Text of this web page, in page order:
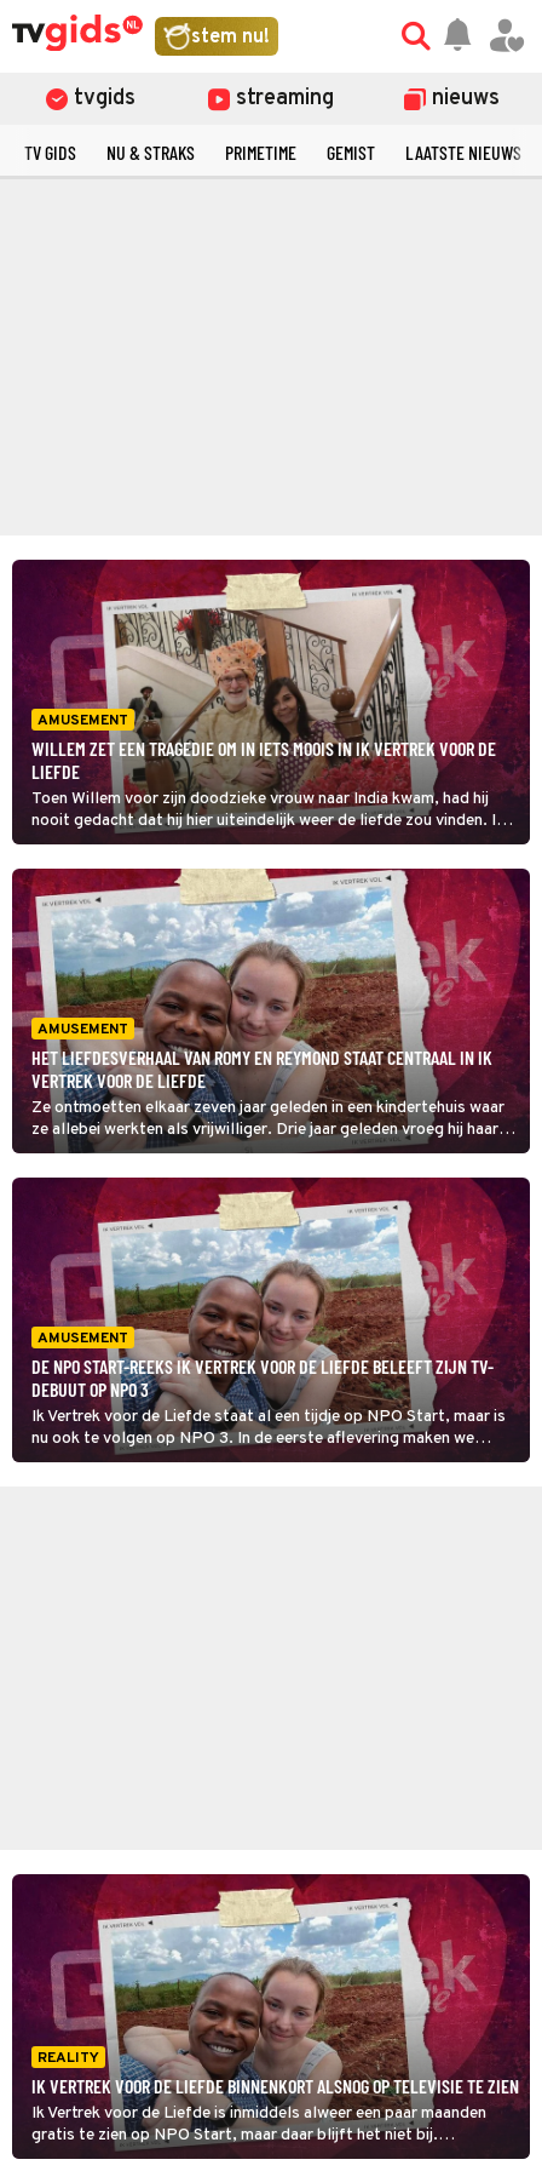
stem nu!
tvgids streaming nieuws
TV GIDS NU & STRAKS PRIMETIME GEMIST LAATSTE NIEUWS
AMUSEMENT
WILLEM ZET EEN TRAGEDIE OM IN IETS MOOIS IN IK VERTREK VOOR DE
LIEFDE
Toen Willem voor zijn doodzieke vrouw naar India kwam, had hij
nooit gedacht dat hij hier uiteindelijk weer de liefde zou vinden. In
het slot van Ik Vertrek voor de Liefde is een tragische geschiedenis
het begin van een nieuwe romance.
AMUSEMENT
HET LIEFDESVERHAAL VAN ROMY EN REYMOND STAAT CENTRAAL IN IK
VERTREK VOOR DE LIEFDE
Ze ontmoetten elkaar zeven jaar geleden in een kindertehuis waar
ze allebei werkten als vrijwilliger. Drie jaar geleden vroeg hij haar
ten huwelijk. De start van Ik Vertrek voor de Liefde volgt de
Nederlandse Romy en de Keniaanse Reymond.
AMUSEMENT
DE NPO START-REEKS IK VERTREK VOOR DE LIEFDE BELEEFT ZIJN TV-
DEBUUT OP NPO 3
Ik Vertrek voor de Liefde staat al een tijdje op NPO Start, maar is
nu ook te volgen op NPO 3. In de eerste aflevering maken we
kennis met de Nederlandse Romy en de Keniaanse Reymond.
REALITY
IK VERTREK VOOR DE LIEFDE BINNENKORT ALSNOG OP TELEVISIE TE ZIEN
Ik Vertrek voor de Liefde is inmiddels alweer een paar maanden
gratis te zien op NPO Start, maar daar blijft het niet bij.
Binnenkort is deze spin-off van Ik Vertrek ook te zien op NPO 3.